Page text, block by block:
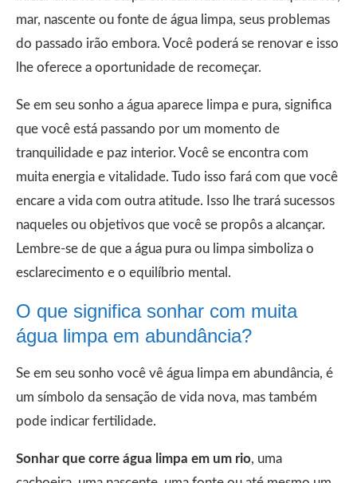
mar, nascente ou fonte de água limpa, seus problemas
do passado irão embora. Você poderá se renovar e isso
lhe oferece a oportunidade de recomeçar.
Se em seu sonho a água aparece limpa e pura, significa
que você está passando por um momento de
tranquilidade e paz interior. Você se encontra com
muita energia e vitalidade. Tudo isso fará com que você
encare a vida com outra atitude. Isso lhe trará sucessos
naqueles ou objetivos que você se propôs a alcançar.
Lembre-se de que a água pura ou limpa simboliza o
esclarecimento e o equilíbrio mental.
O que significa sonhar com muita
água limpa em abundância?
Se em seu sonho você vê água limpa em abundância, é
um símbolo da sensação de vida nova, mas também
pode indicar fertilidade.
Sonhar que corre água limpa em um rio, uma